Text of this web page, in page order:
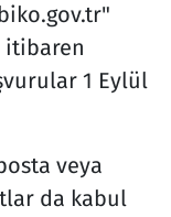
itibaren
1 Eylül
veya
da kabul